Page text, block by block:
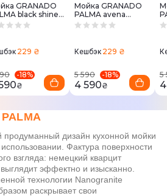
GRANADO
black shine
229 ₴
-18%
₴
Мойка GRANADO
PALMA avena
(620*435mm.)
Кешбэк 229 ₴
5 590 -18%
4 590₴
5
дизайн кухонной мойки
Фактура поверхности
взгляда: немецкий кварцит
эффектно и изысканно.
технологии Nanogranite
раскрывает свои